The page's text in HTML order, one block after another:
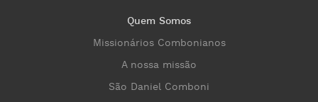
Quem Somos
Missionários Combonianos
A nossa missão
São Daniel Comboni